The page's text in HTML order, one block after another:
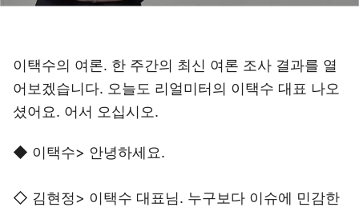
이택수의 여론. 한 주간의 최신 여론 조사 결과를 열
어보겠습니다. 오늘도 리얼미터의 이택수 대표 나오
셨어요. 어서 오십시오.
◆ 이택수> 안녕하세요.
◇ 김현정> 이택수 대표님. 누구보다 이슈에 민감한